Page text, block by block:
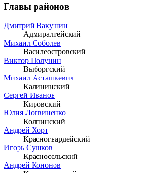
Главы районов
Дмитрий Вакушин
Адмиралтейский
Михаил Соболев
Василеостровский
Виктор Полунин
Выборгский
Михаил Асташкевич
Калининский
Сергей Иванов
Кировский
Юлия Логвиненко
Колпинский
Андрей Хорт
Красногвардейский
Игорь Сушков
Красносельский
Андрей Кононов